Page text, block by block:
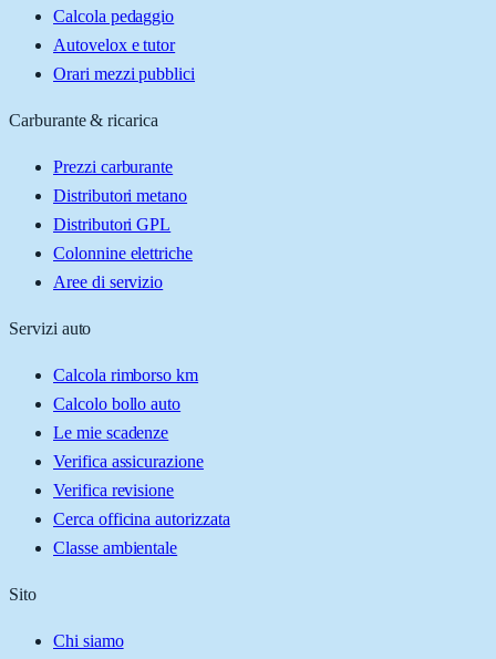
Calcola pedaggio
Autovelox e tutor
Orari mezzi pubblici
Carburante & ricarica
Prezzi carburante
Distributori metano
Distributori GPL
Colonnine elettriche
Aree di servizio
Servizi auto
Calcola rimborso km
Calcolo bollo auto
Le mie scadenze
Verifica assicurazione
Verifica revisione
Cerca officina autorizzata
Classe ambientale
Sito
Chi siamo